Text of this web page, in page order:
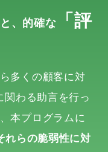
と、的確な
「評
多くの顧客に対
関わる助言を行っ
本プログラムに
れらの脆弱性に対